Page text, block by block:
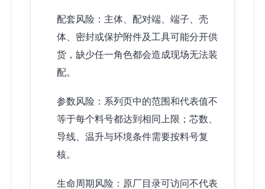
配套风险：主体、配对端、端子、壳
体、密封或保护附件及工具可能分开供
货，缺少任一角色都会造成现场无法装
配。
参数风险：系列页中的范围和代表值不
等于每个料号都达到相同上限；芯数、
导线、温升与环境条件需要按料号复
核。
生命周期风险：原厂目录可访问不代表